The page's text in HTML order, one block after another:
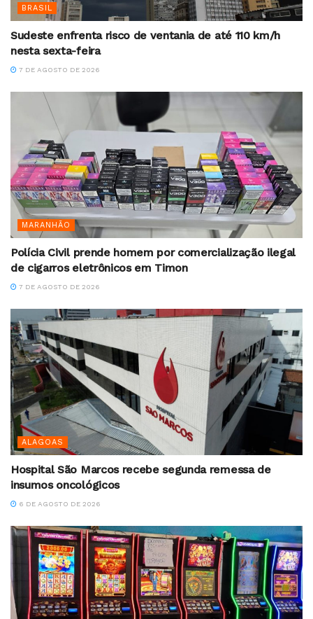
BRASIL
Sudeste enfrenta risco de ventania de até 110 km/h
nesta sexta-feira
7 DE AGOSTO DE 2026
MARANHÃO
Polícia Civil prende homem por comercialização ilegal
de cigarros eletrônicos em Timon
7 DE AGOSTO DE 2026
ALAGOAS
Hospital São Marcos recebe segunda remessa de
insumos oncológicos
6 DE AGOSTO DE 2026